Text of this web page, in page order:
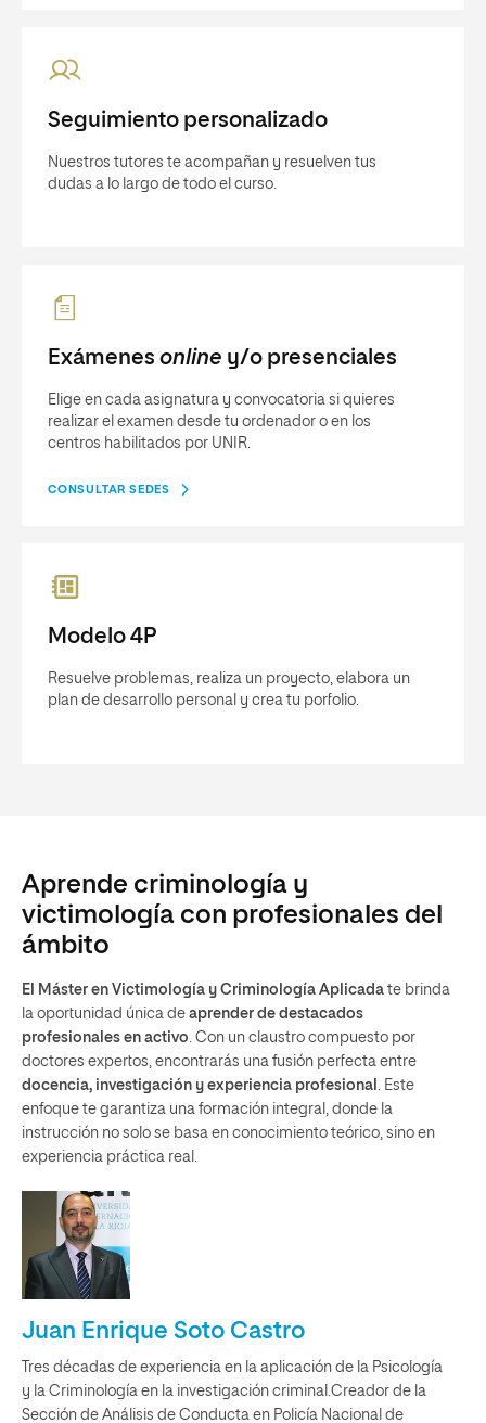
Seguimiento personalizado
Nuestros tutores te acompañan y resuelven tus
dudas a lo largo de todo el curso.
Exámenes online y/o presenciales
Elige en cada asignatura y convocatoria si quieres
realizar el examen desde tu ordenador o en los
centros habilitados por UNIR.
CONSULTAR SEDES
Modelo 4P
Resuelve problemas, realiza un proyecto, elabora un
plan de desarrollo personal y crea tu porfolio.
Aprende criminología y
victimología con profesionales del
ámbito
El Máster en Victimología y Criminología Aplicada te brinda
la oportunidad única de aprender de destacados
profesionales en activo. Con un claustro compuesto por
doctores expertos, encontrarás una fusión perfecta entre
docencia, investigación y experiencia profesional . Este
enfoque te garantiza una formación integral, donde la
instrucción no solo se basa en conocimiento teórico, sino en
experiencia práctica real.
Juan Enrique Soto Castro
Tres décadas de experiencia en la aplicación de la Psicología
y la Criminología en la investigación criminal.Creador de la
Sección de Análisis de Conducta en Policía Nacional de